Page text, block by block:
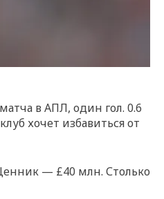
в АПЛ, один гол. 0.6
хочет избавиться от
— £40 млн. Столько